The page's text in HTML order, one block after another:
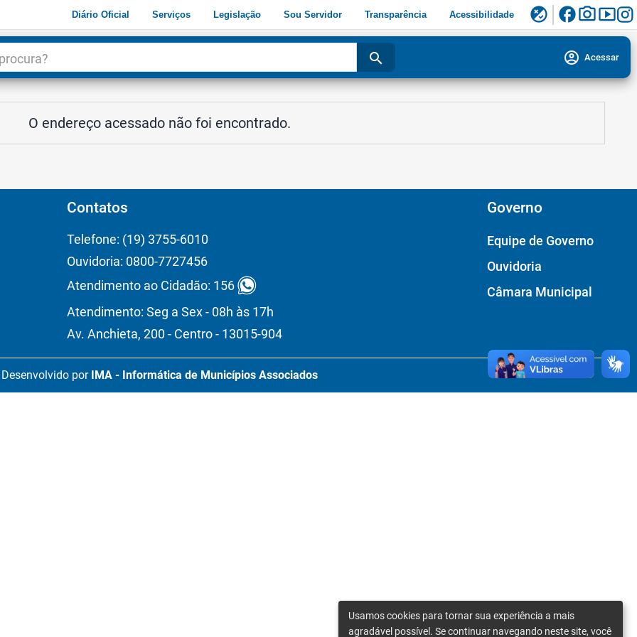
Diário Oficial Serviços Legislação Sou Servidor Transparência Acessibilidade flaky facebookphoto_camerasmart_display
search account_circle Acessar
O endereço acessado não foi encontrado.
Contatos
Telefone: (19) 3755-6010
Ouvidoria: 0800-7727456
Atendimento ao Cidadão: 156
Atendimento: Seg a Sex - 08h às 17h
Av. Anchieta, 200 - Centro - 13015-904
Governo
Equipe de Governo
Ouvidoria
Câmara Municipal
Desenvolvido por IMA - Informática de Municípios Associados
Usamos cookies para tornar sua experiência a mais
agradável possível. Se continuar navegando neste site, você